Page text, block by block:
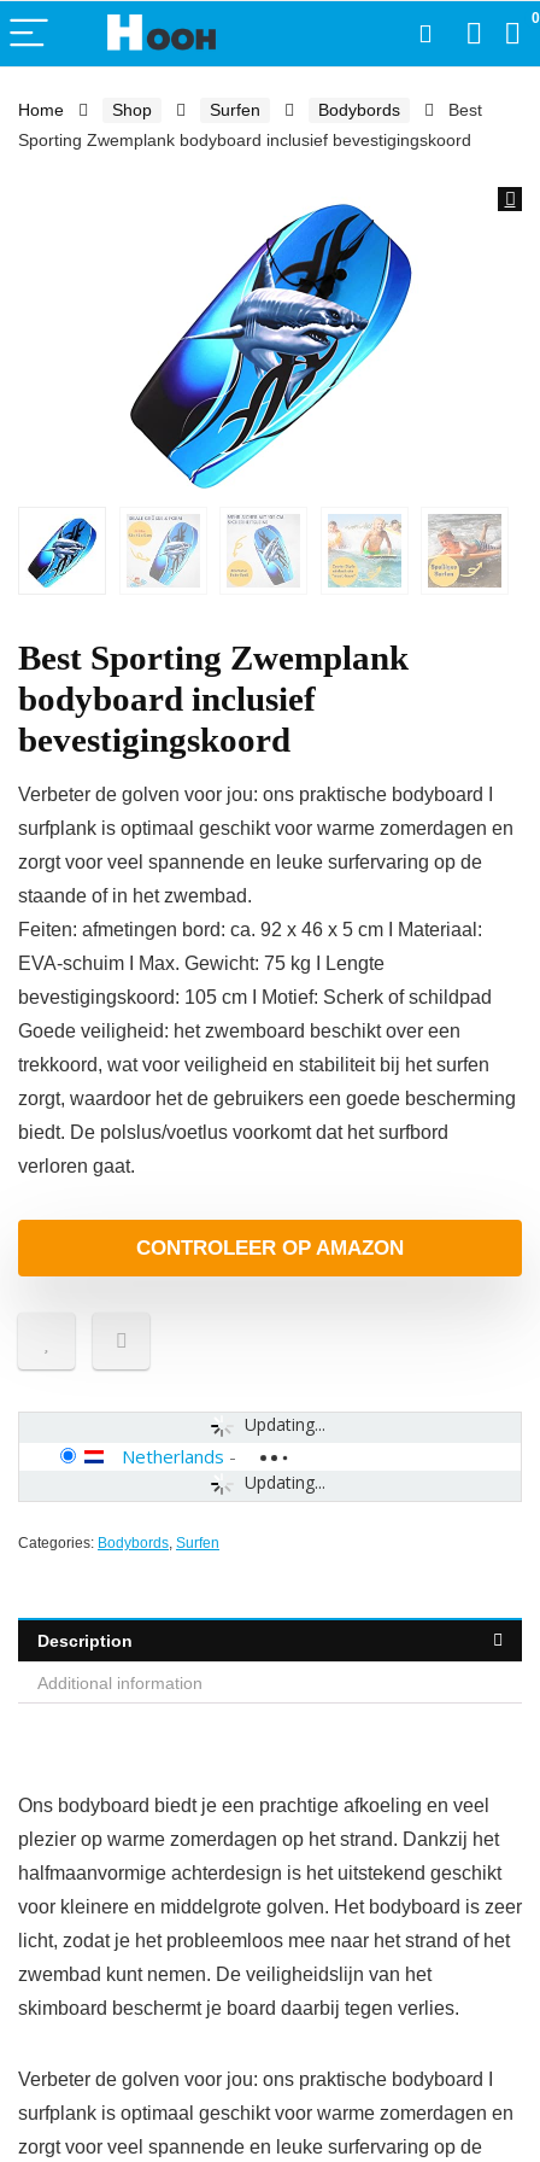
0
Home Shop Surfen Bodybords
Best
Sporting Zwemplank bodyboard inclusief bevestigingskoord
Best Sporting Zwemplank
bodyboard inclusief
bevestigingskoord
Verbeter de golven voor jou: ons praktische bodyboard I
surfplank is optimaal geschikt voor warme zomerdagen en
zorgt voor veel spannende en leuke surfervaring op de
staande of in het zwembad.
Feiten: afmetingen bord: ca. 92 x 46 x 5 cm I Materiaal:
EVA-schuim I Max. Gewicht: 75 kg I Lengte
bevestigingskoord: 105 cm I Motief: Scherk of schildpad
Goede veiligheid: het zwemboard beschikt over een
trekkoord, wat voor veiligheid en stabiliteit bij het surfen
zorgt, waardoor het de gebruikers een goede bescherming
biedt. De polslus/voetlus voorkomt dat het surfbord
verloren gaat.
CONTROLEER OP AMAZON
Updating...
Updating...
Netherlands -
Categories: Bodybords, Surfen
Description
Additional information
Ons bodyboard biedt je een prachtige afkoeling en veel
plezier op warme zomerdagen op het strand. Dankzij het
halfmaanvormige achterdesign is het uitstekend geschikt
voor kleinere en middelgrote golven. Het bodyboard is zeer
licht, zodat je het probleemloos mee naar het strand of het
zwembad kunt nemen. De veiligheidslijn van het
skimboard beschermt je board daarbij tegen verlies.
Verbeter de golven voor jou: ons praktische bodyboard I
surfplank is optimaal geschikt voor warme zomerdagen en
zorgt voor veel spannende en leuke surfervaring op de